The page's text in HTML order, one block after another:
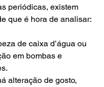
periódicas, existem
que é hora de analisar:
de caixa d’água ou
em bombas e
alteração de gosto,